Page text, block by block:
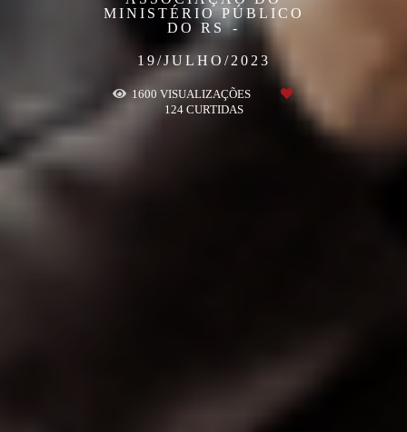
MINISTÉRIO PÚBLICO
DO RS
19/JULHO/2023
1600 VISUALIZAÇÕES
124CURTIDAS